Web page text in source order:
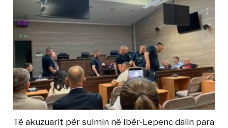
Të akuzuarit për sulmin në Ibër-Lepenc dalin para